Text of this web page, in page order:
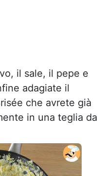
il sale, il pepe e
adagiate il
che avrete già
in una teglia da